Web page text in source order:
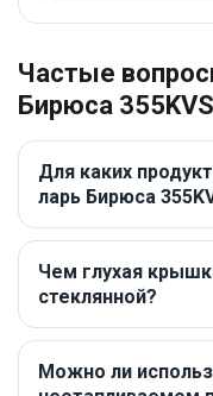
Частые
Бирюса 355KVS
Для каких
ларь Бирюса
Чем глухая
стеклянной?
Можно ли